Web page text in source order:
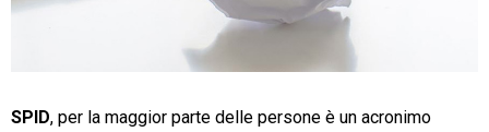
SPID, per la maggior parte delle persone è un acronimo